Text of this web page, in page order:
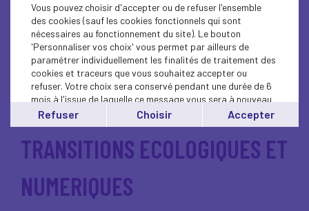
MANDATS
MODES D'EMPLOIS
TRANSITIONS ECOLOGIQUES ET
NUMERIQUES
Vous pouvez choisir d'accepter ou de refuser l'ensemble
des cookies (sauf les cookies fonctionnels qui sont
nécessaires au fonctionnement du site). Le bouton
'Personnaliser vos choix' vous permet par ailleurs de
paramétrer individuellement les finalités de traitement des
cookies et traceurs que vous souhaitez accepter ou
refuser. Votre choix sera conservé pendant une durée de 6
mois à l'issue de laquelle ce message vous sera à nouveau
affiché..
Vous pouvez modifier votre choix à tout moment en
cliquant sur le lien 'cookies'en bas de page.
Refuser Choisir Accepter